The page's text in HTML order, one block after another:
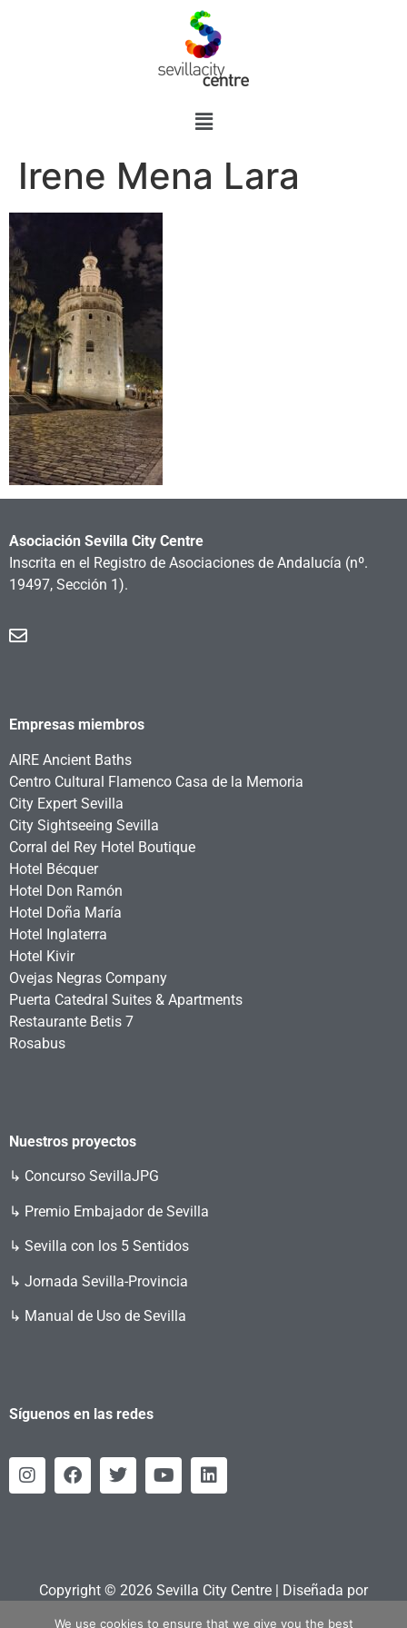
Irene Mena Lara
Asociación Sevilla City Centre
Inscrita en el Registro de Asociaciones de Andalucía (nº.
19497, Sección 1).
Empresas miembros
AIRE Ancient Baths
Centro Cultural Flamenco Casa de la Memoria
City Expert Sevilla
City Sightseeing Sevilla
Corral del Rey Hotel Boutique
Hotel Bécquer
Hotel Don Ramón
Hotel Doña María
Hotel Inglaterra
Hotel Kivir
Ovejas Negras Company
Puerta Catedral Suites & Apartments
Restaurante Betis 7
Rosabus
Nuestros proyectos
↳ Concurso SevillaJPG
↳ Premio Embajador de Sevilla
↳ Sevilla con los 5 Sentidos
↳ Jornada Sevilla-Provincia
↳ Manual de Uso de Sevilla
Síguenos en las redes
Copyright © 2026 Sevilla City Centre | Diseñada por
We use cookies to ensure that we give you the best